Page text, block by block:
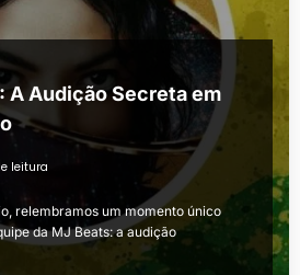
A Audição Secreta em
leitura
relembramos um momento único
da MJ Beats: a audição